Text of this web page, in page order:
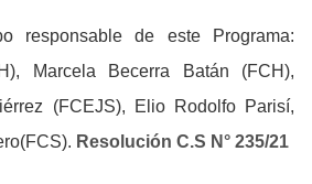
responsable de este Programa:
Marcela Becerra Batán (FCH),
(FCEJS), Elio Rodolfo Parisí,
Resolución C.S N° 235/21